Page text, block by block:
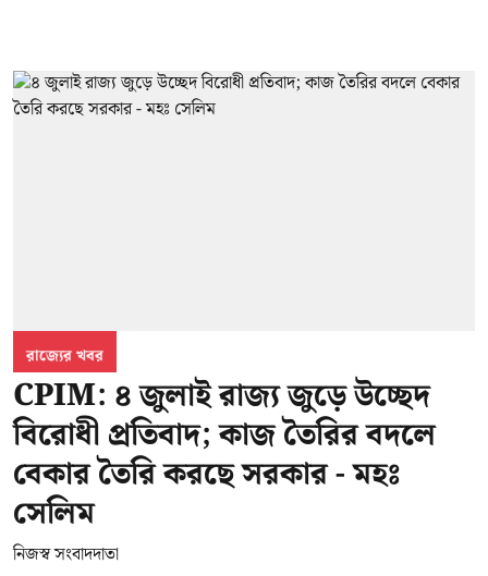
রাজ্যের খবর
CPIM: ৪ জুলাই রাজ্য জুড়ে উচ্ছেদ
বিরোধী প্রতিবাদ; কাজ তৈরির বদলে
বেকার তৈরি করছে সরকার - মহঃ
সেলিম
নিজস্ব সংবাদদাতা